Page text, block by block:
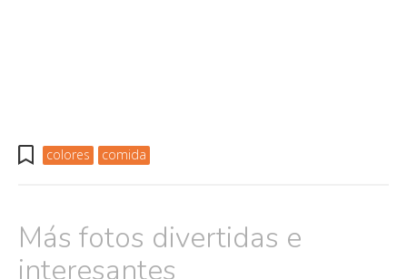
colores comida
Más fotos divertidas e
interesantes